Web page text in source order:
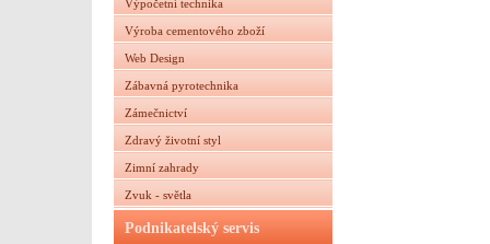
Výpočetní technika
Výroba cementového zboží
Web Design
Zábavná pyrotechnika
Zámečnictví
Zdravý životní styl
Zimní zahrady
Zvuk - světla
Podnikatelský servis